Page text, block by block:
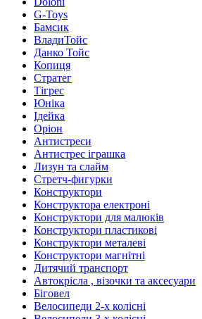
G-Toys
Бамсик
ВладиТойс
Данко Тойс
Копиця
Стратег
Тігрес
Юніка
Ідейка
Оріон
Антистреси
Антистрес іграшка
Лизун та слайм
Стретч-фигурки
Конструктори
Конструктора електроні
Конструктори для малюків
Конструктори пластикові
Конструктори металеві
Конструктори магнітні
Дитячий транспорт
Автокрісла , візочки та аксесуари
Біговел
Велосипеди 2-х колісні